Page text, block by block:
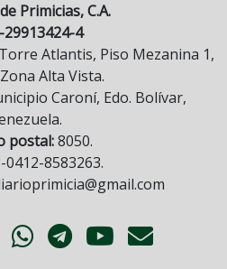
Primicias, C.A.
29913424-4
Atlantis, Piso Mezanina 1,
Alta Vista.
Caroní, Edo. Bolívar,
postal:8050.
8583263.